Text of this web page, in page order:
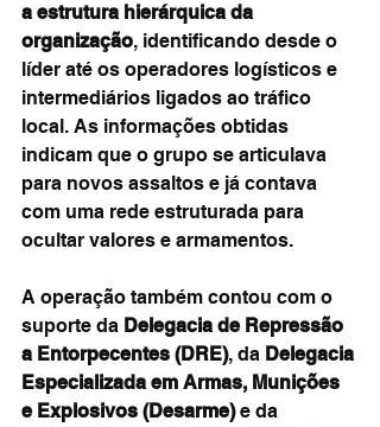
a estrutura hierárquica da
organização, identificando desde o
líder até os operadores logísticos e
intermediários ligados ao tráfico
local. As informações obtidas
indicam que o grupo se articulava
para novos assaltos e já contava
com uma rede estruturada para
ocultar valores e armamentos.
A operação também contou com o
suporte da Delegacia de Repressão
a Entorpecentes (DRE), da Delegacia
Especializada em Armas, Munições
e Explosivos (Desarme) e da